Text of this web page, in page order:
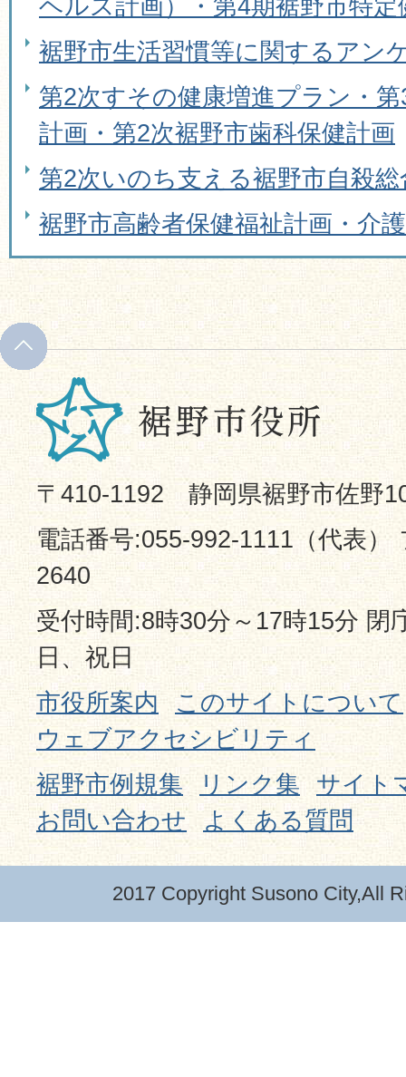
裾野市生活習慣等に関するアン
第2次すその健康増進プラン・
計画・第2次裾野市歯科保健計画
第2次いのち支える裾野市自殺
裾野市高齢者保健福祉計画・介
〒410-1192 静岡県裾野市佐野
電話番号:055-992-1111（代表）
2640
受付時間:8時30分～17時15分 閉
日、祝日
市役所案内
このサイトについて
ウェブアクセシビリティ
裾野市例規集
リンク集
サイト
お問い合わせ よくある質問
2017 Copyright Susono City,All